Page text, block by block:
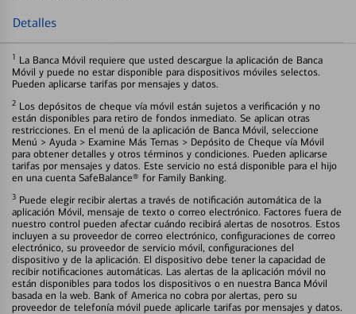
Detalles
1 La Banca Móvil requiere que usted descargue la aplicación de Banca
Móvil y puede no estar disponible para dispositivos móviles selectos.
Pueden aplicarse tarifas por mensajes y datos.
2 Los depósitos de cheque vía móvil están sujetos a verificación y no
están disponibles para retiro de fondos inmediato. Se aplican otras
restricciones. En el menú de la aplicación de Banca Móvil, seleccione
Menú > Ayuda > Examine Más Temas > Depósito de Cheque vía Móvil
para obtener detalles y otros términos y condiciones. Pueden aplicarse
tarifas por mensajes y datos. Este servicio no está disponible para el hijo
en una cuenta SafeBalance® for Family Banking.
3 Puede elegir recibir alertas a través de notificación automática de la
aplicación Móvil, mensaje de texto o correo electrónico. Factores fuera de
nuestro control pueden afectar cuándo recibirá alertas de nosotros. Estos
incluyen a su proveedor de correo electrónico, configuraciones de correo
electrónico, su proveedor de servicio móvil, configuraciones del
dispositivo y de la aplicación. El dispositivo debe tener la capacidad de
recibir notificaciones automáticas. Las alertas de la aplicación móvil no
están disponibles para todos los dispositivos o en nuestra Banca Móvil
basada en la web. Bank of America no cobra por alertas, pero su
proveedor de telefonía móvil puede aplicarle tarifas por mensajes y datos.